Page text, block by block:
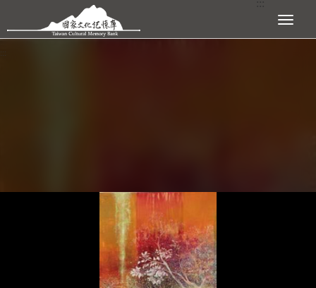
跳到主要內容區塊 展開選單
:::